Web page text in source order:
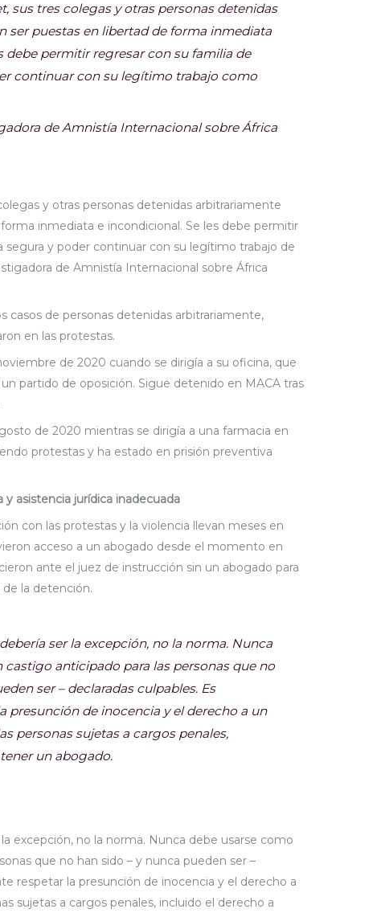
sus tres colegas y otras personas detenidas
ser puestas en libertad de forma inmediata
debe permitir regresar con su familia de
continuar con su legítimo trabajo como
de Amnistía Internacional sobre África
y otras personas detenidas arbitrariamente
inmediata e incondicional. Se les debe permitir
segura y poder continuar con su legítimo trabajo de
de Amnistía Internacional sobre África
casos de personas detenidas arbitrariamente,
en las protestas.
de 2020 cuando se dirigía a su oficina, que
partido de oposición. Sigue detenido en MACA tras
de 2020 mientras se dirigía a una farmacia en
protestas y ha estado en prisión preventiva
asistencia jurídica inadecuada
con las protestas y la violencia llevan meses en
acceso a un abogado desde el momento en
ante el juez de instrucción sin un abogado para
la detención.
ser la excepción, no la norma. Nunca
castigo anticipado para las personas que no
ser – declaradas culpables. Es
presunción de inocencia y el derecho a un
personas sujetas a cargos penales,
un abogado.
excepción, no la norma. Nunca debe usarse como
que no han sido – y nunca pueden ser –
respetar la presunción de inocencia y el derecho a
sujetas a cargos penales, incluido el derecho a